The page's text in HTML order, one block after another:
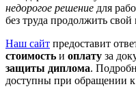
недорогое решение для
без труда продолжить
Наш сайт предоставит
стоимость и оплату за
защиты диплома.
доступны при обращении